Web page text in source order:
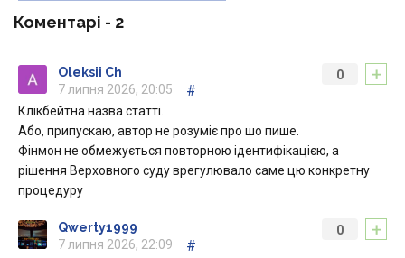
Коментарі - 2
+
0
Oleksii Ch
7 липня 2026, 20:05
#
Клікбейтна назва статті.
Або, припускаю, автор не розуміє про шо пише.
Фінмон не обмежується повторною ідентифікацією, а
рішення Верховного суду врегулювало саме цю конкретну
процедуру
+
0
Qwerty1999
7 липня 2026, 22:09
#